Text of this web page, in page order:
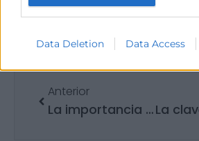
Data Deletion Data Access
Anterior
La importancia del punto de equilibrio en las empresas